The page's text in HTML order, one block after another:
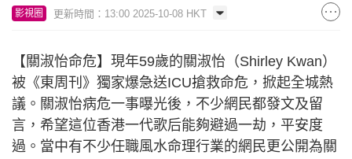
影視圈 更新時間：13:00 2025-10-08 HKT
【關淑怡命危】現年59歲的關淑怡（Shirley Kwan）
被《東周刊》獨家爆急送ICU搶救命危，掀起全城熱
議。關淑怡病危一事曝光後，不少網民都發文及留
言，希望這位香港一代歌后能夠避過一劫，平安度
過。當中有不少任職風水命理行業的網民更公開為關